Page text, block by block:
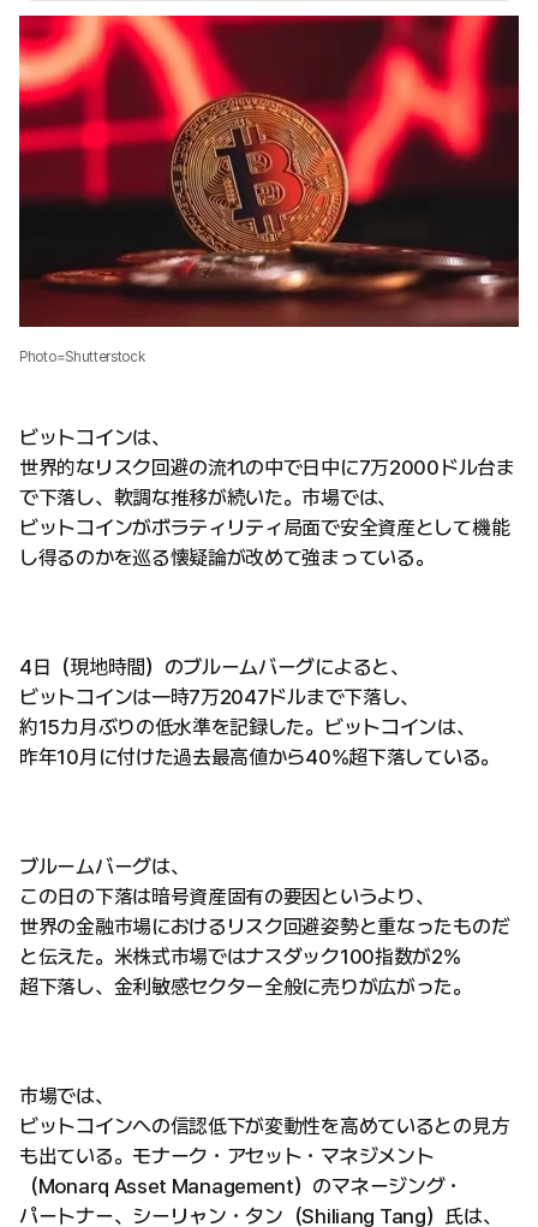
Photo=Shutterstock
ビットコインは、
世界的なリスク回避の流れの中で日中に7万2000ドル台ま
で下落し、軟調な推移が続いた。市場では、
ビットコインがボラティリティ局面で安全資産として機能
し得るのかを巡る懐疑論が改めて強まっている。
4日（現地時間）のブルームバーグによると、
ビットコインは一時7万2047ドルまで下落し、
約15カ月ぶりの低水準を記録した。ビットコインは、
昨年10月に付けた過去最高値から40%超下落している。
ブルームバーグは、
この日の下落は暗号資産固有の要因というより、
世界の金融市場におけるリスク回避姿勢と重なったものだ
と伝えた。米株式市場ではナスダック100指数が2%
超下落し、金利敏感セクター全般に売りが広がった。
市場では、
ビットコインへの信認低下が変動性を高めているとの見方
も出ている。モナーク・アセット・マネジメント
（Monarq Asset Management）のマネージング・
パートナー、シーリャン・タン（Shiliang Tang）氏は、